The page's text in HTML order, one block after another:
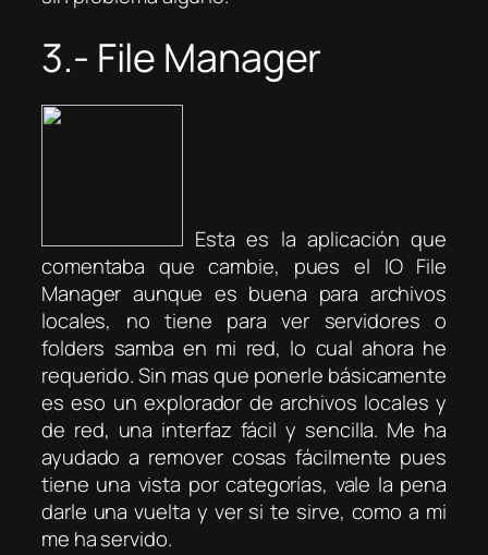
3.- File Manager
Esta es la aplicación que
comentaba que cambie, pues el IO File
Manager aunque es buena para archivos
locales, no tiene para ver servidores o
folders samba en mi red, lo cual ahora he
requerido. Sin mas que ponerle básicamente
es eso un explorador de archivos locales y
de red, una interfaz fácil y sencilla. Me ha
ayudado a remover cosas fácilmente pues
tiene una vista por categorías, vale la pena
darle una vuelta y ver si te sirve, como a mi
me ha servido.